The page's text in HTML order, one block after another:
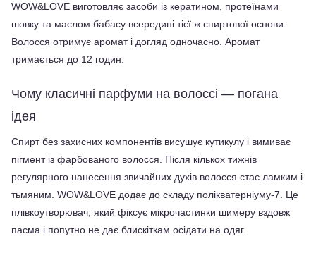
WOW&LOVE виготовляє засоби із кератином, протеїнами
шовку та маслом бабасу всередині тієї ж спиртової основи.
Волосся отримує аромат і догляд одночасно. Аромат
тримається до 12 годин.
Чому класичні парфуми на волоссі — погана
ідея
Спирт без захисних компонентів висушує кутикулу і вимиває
пігмент із фарбованого волосся. Після кількох тижнів
регулярного нанесення звичайних духів волосся стає ламким і
тьмяним. WOW&LOVE додає до складу полікватерніуму-7. Це
плівкоутворювач, який фіксує мікрочастинки шимеру вздовж
пасма і попутно не дає блискіткам осідати на одяг.